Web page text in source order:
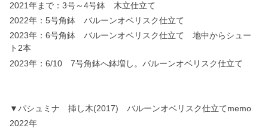
2021年まで：3号～4号鉢 木立仕立て
2022年：5号角鉢 バルーンオベリスク仕立て
2023年：6号角鉢 バルーンオベリスク仕立て 地中からシュー
ト2本
2023年：6/10 7号角鉢へ鉢増し。バルーンオベリスク仕立て
▼パシュミナ 挿し木(2017) バルーンオベリスク仕立てmemo
2022年